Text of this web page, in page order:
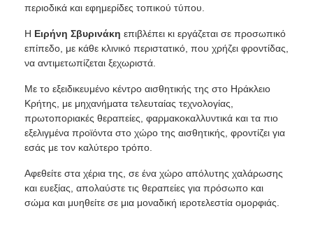
περιοδικά και εφημερίδες τοπικού τύπου.
Η Ειρήνη Σβυρινάκη επιβλέπει κι εργάζεται σε προσωπικό
επίπεδο, με κάθε κλινικό περιστατικό, που χρήζει φροντίδας,
να αντιμετωπίζεται ξεχωριστά.
Με το εξειδικευμένο κέντρο αισθητικής της στο Ηράκλειο
Κρήτης, με μηχανήματα τελευταίας τεχνολογίας,
πρωτοποριακές θεραπείες, φαρμακοκαλλυντικά και τα πιο
εξελιγμένα προϊόντα στο χώρο της αισθητικής, φροντίζει για
εσάς με τον καλύτερο τρόπο.
Αφεθείτε στα χέρια της, σε ένα χώρο απόλυτης χαλάρωσης
και ευεξίας, απολαύστε τις θεραπείες για πρόσωπο και
σώμα και μυηθείτε σε μια μοναδική ιεροτελεστία ομορφιάς.